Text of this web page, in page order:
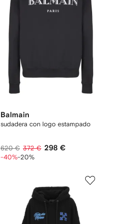
Balmain
sudadera con logo estampado
620 € 372 € 298 €
-40%-20%